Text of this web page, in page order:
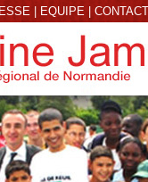
EQUIPE CONTACT